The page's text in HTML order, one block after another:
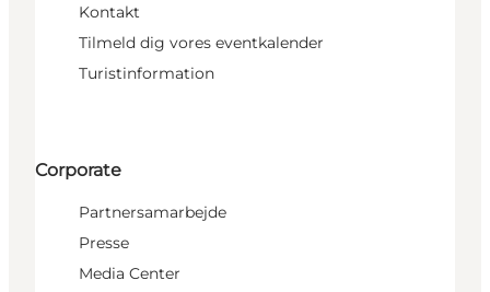
Kontakt
Tilmeld dig vores eventkalender
Turistinformation
Corporate
Partnersamarbejde
Presse
Media Center